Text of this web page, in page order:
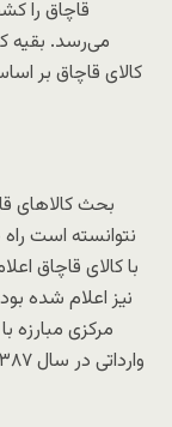
می‌رسد. بقیه
بحث کالاهای
نتوانسته است راه
مرکزی مبارزه